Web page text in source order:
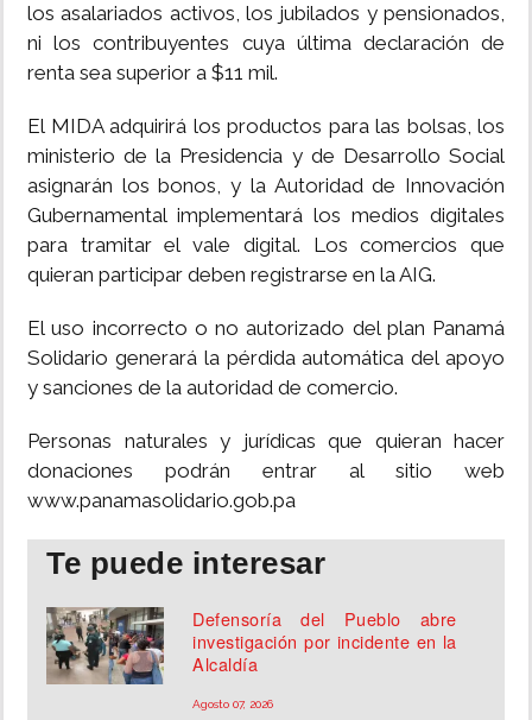
los asalariados activos, los jubilados y pensionados,
ni los contribuyentes cuya última declaración de
renta sea superior a $11 mil.
El MIDA adquirirá los productos para las bolsas, los
ministerio de la Presidencia y de Desarrollo Social
asignarán los bonos, y la Autoridad de Innovación
Gubernamental implementará los medios digitales
para tramitar el vale digital. Los comercios que
quieran participar deben registrarse en la AIG.
El uso incorrecto o no autorizado del plan Panamá
Solidario generará la pérdida automática del apoyo
y sanciones de la autoridad de comercio.
Personas naturales y jurídicas que quieran hacer
donaciones podrán entrar al sitio web
www.panamasolidario.gob.pa
Te puede interesar
Defensoría del Pueblo abre
investigación por incidente en la
Alcaldía
Agosto 07, 2026